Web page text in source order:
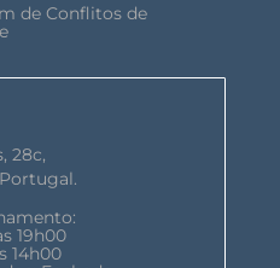
de Conflitos de
28c,
19h00
14h00